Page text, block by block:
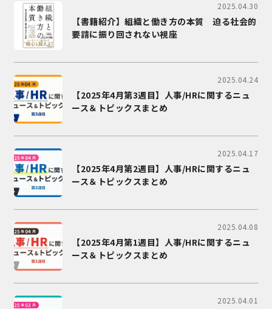
2025.04.30
【書籍紹介】組織と働き方の本質 迫る社会的
要請に振り回されない視座
2025.04.24
【2025年4月第3週目】人事/HRに関するニュ
ース＆トピックスまとめ
2025.04.17
【2025年4月第2週目】人事/HRに関するニュ
ース＆トピックスまとめ
2025.04.08
【2025年4月第1週目】人事/HRに関するニュ
ース＆トピックスまとめ
2025.04.01